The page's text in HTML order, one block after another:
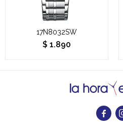
17N8032SW
$ 1.890
